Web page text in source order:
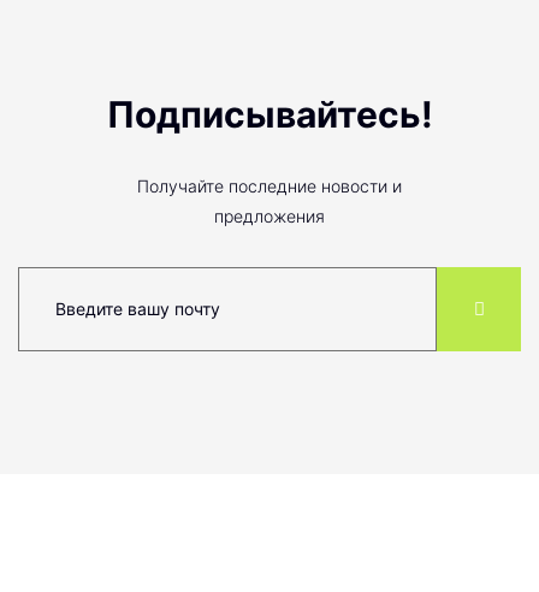
Подписывайтесь!
Получайте последние новости и
предложения